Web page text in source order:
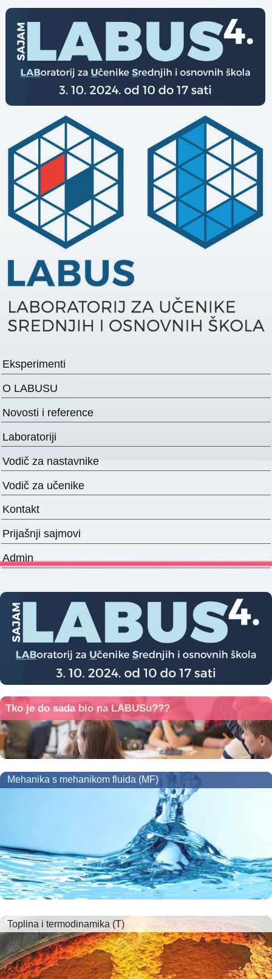
Eksperimenti
O LABUSU
Novosti i reference
Laboratoriji
Vodič za nastavnike
Vodič za učenike
Kontakt
Prijašnji sajmovi
Admin
Tko je do sada bio na LABUSu???
Mehanika s mehanikom fluida (MF)
Toplina i termodinamika (T)